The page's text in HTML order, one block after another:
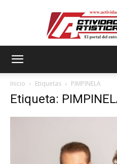
Inicio Etiquetas PIMPINELA
Etiqueta: